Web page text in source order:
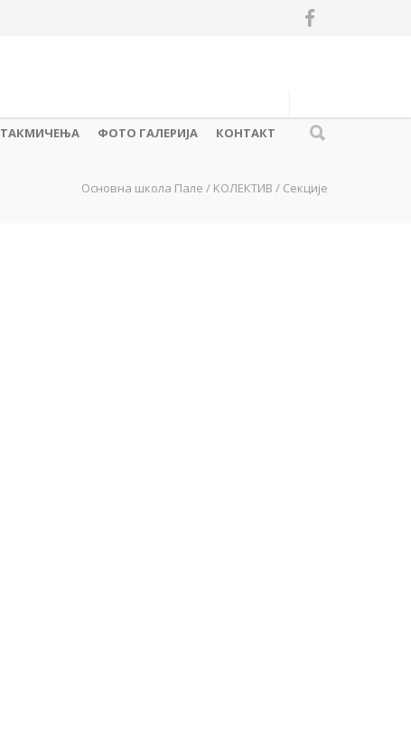
ТАКМИЧЕЊА ФОТО ГАЛЕРИЈА КОНТАКТ
Основна школа Пале / КОЛЕКТИВ / Секције